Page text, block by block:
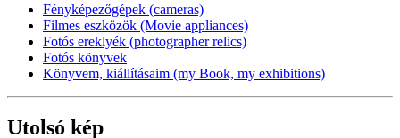
Fényképezőgépek (cameras)
Filmes eszközök (Movie appliances)
Fotós ereklyék (photographer relics)
Fotós könyvek
Könyvem, kiállításaim (my Book, my exhibitions)
Utolsó kép